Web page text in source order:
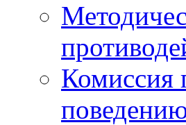
Комиссия